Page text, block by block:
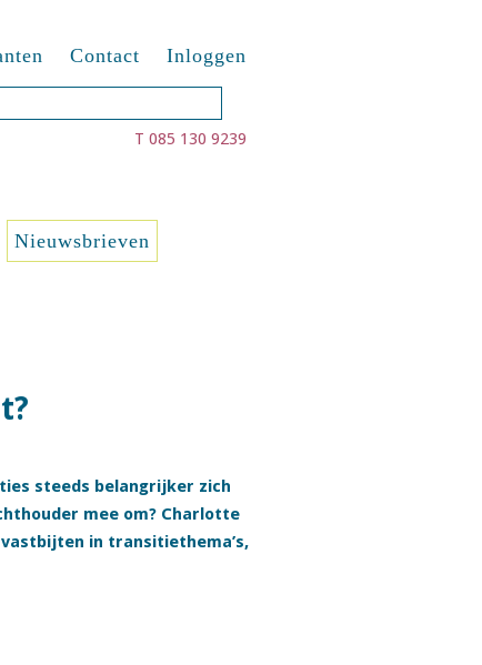
Contact Inloggen
T 085 130 9239
Nieuwsbrieven
steeds belangrijker zich
mee om? Charlotte
in transitiethema’s,